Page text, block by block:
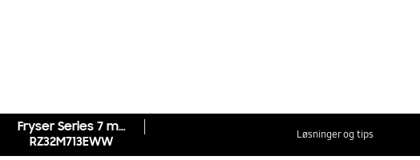
Fryser Series 7 med Metal Cooling 186 cm
RZ32M713EWW
Løsninger og tips